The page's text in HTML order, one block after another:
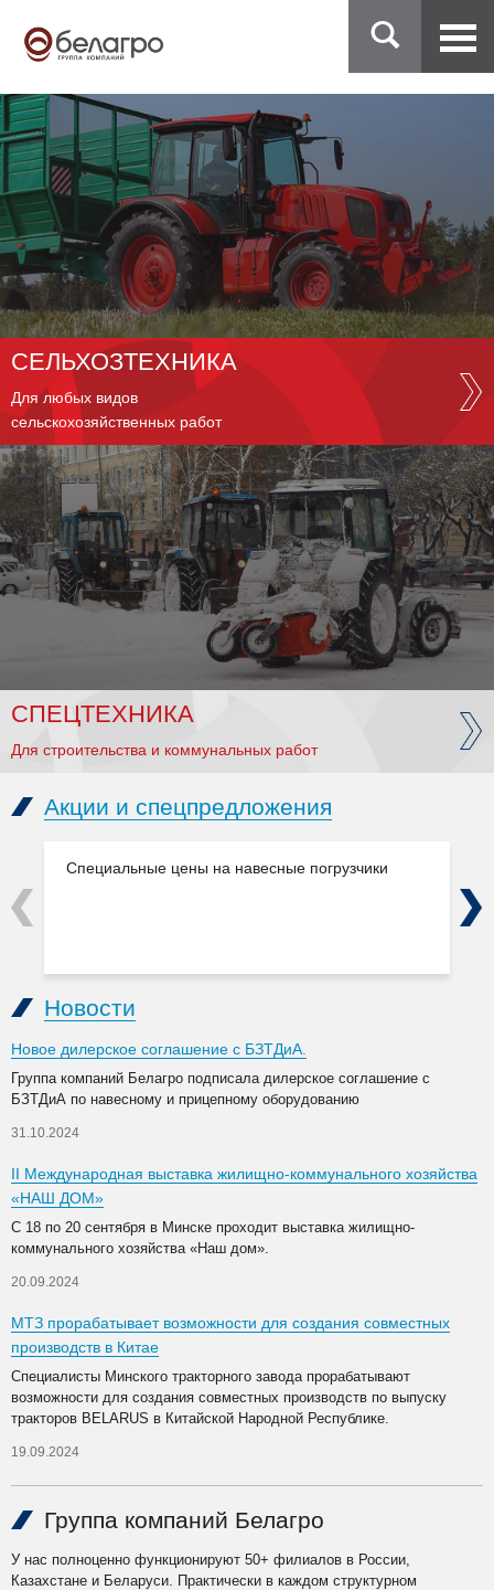
СЕЛЬХОЗТЕХНИКА
Для любых видов
сельскохозяйственных работ
СПЕЦТЕХНИКА
Для строительства и коммунальных работ
Акции и спецпредложения
Специальные цены на навесные погрузчики
Previous Next
Новости
Новое дилерское соглашение с БЗТДиА.
Группа компаний Белагро подписала дилерское соглашение с
БЗТДиА по навесному и прицепному оборудованию
31.10.2024
II Международная выставка жилищно-коммунального хозяйства
«НАШ ДОМ»
С 18 по 20 сентября в Минске проходит выставка жилищно-
коммунального хозяйства «Наш дом».
20.09.2024
МТЗ прорабатывает возможности для создания совместных
производств в Китае
Специалисты Минского тракторного завода прорабатывают
возможности для создания совместных производств по выпуску
тракторов BELARUS в Китайской Народной Республике.
19.09.2024
Группа компаний Белагро
У нас полноценно функционируют 50+ филиалов в России,
Казахстане и Беларуси. Практически в каждом структурном